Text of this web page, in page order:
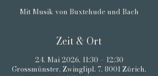
Mit Musik von Buxtehude und Bach
Zeit & Ort
24. Mai 2026, 11:30 – 12:30
Grossmünster, Zwinglipl. 7, 8001 Zürich,